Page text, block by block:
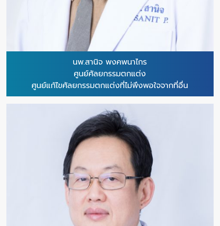
นพ.สานิจ พงคพนาไกร
ศูนย์ศัลยกรรมตกแต่ง
ศูนย์แก้ไขศัลยกรรมตกแต่งที่ไม่พึงพอใจจากที่อื่น